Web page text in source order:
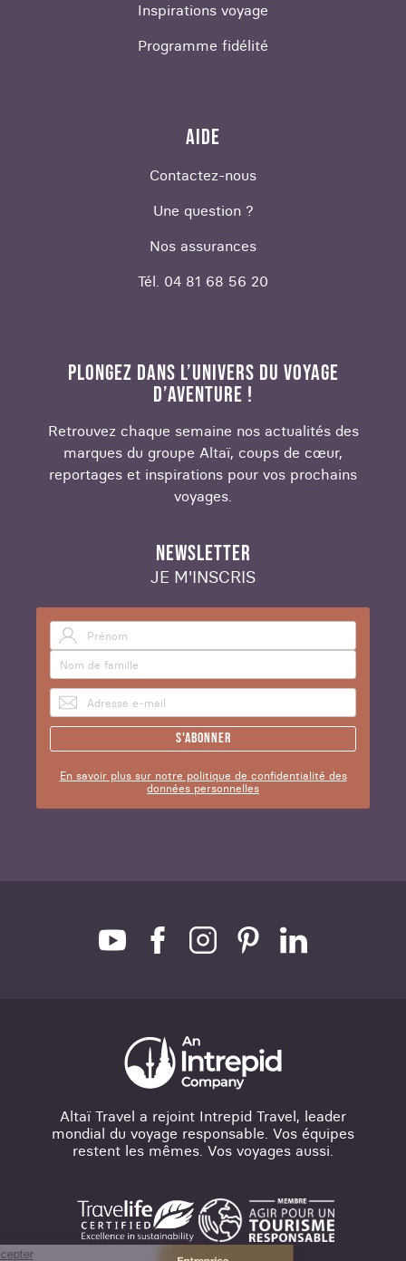
Inspirations voyage
Programme fidélité
AIDE
Contactez-nous
Une question ?
Nos assurances
Tél. 04 81 68 56 20
PLONGEZ DANS L’UNIVERS DU VOYAGE
D’AVENTURE !
Retrouvez chaque semaine nos actualités des
marques du groupe Altaï, coups de cœur,
reportages et inspirations pour vos prochains
voyages.
NEWSLETTER
JE M'INSCRIS
S'abonner
En savoir plus sur notre politique de confidentialité des
données personnelles
Altaï Travel a rejoint Intrepid Travel, leader
mondial du voyage responsable. Vos équipes
restent les mêmes. Vos voyages aussi.